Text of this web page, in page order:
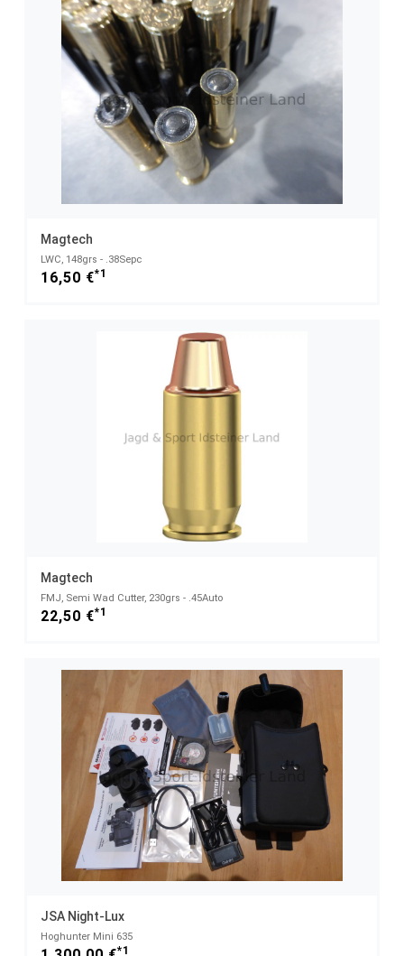
Magtech
LWC, 148grs - .38Sepc
16,50 €*1
Magtech
FMJ, Semi Wad Cutter, 230grs - .45Auto
22,50 €*1
JSA Night-Lux
Hoghunter Mini 635
*1